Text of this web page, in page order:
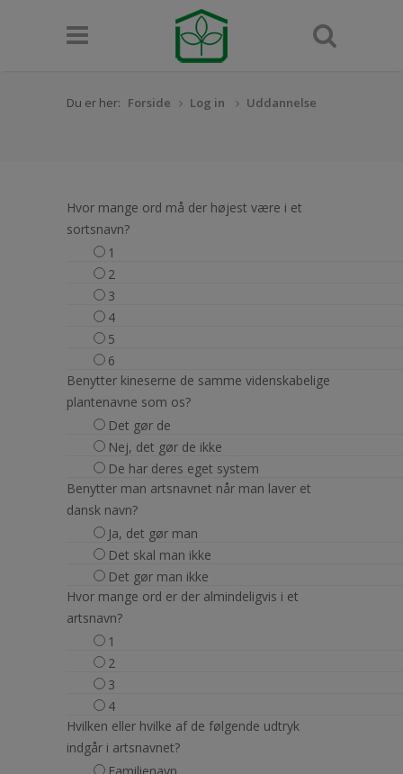
Du er her: Forside Log in Uddannelse
Hvor mange ord må der højest være i et
sortsnavn?
1
2
3
4
5
6
Benytter kineserne de samme videnskabelige
plantenavne som os?
Det gør de
Nej, det gør de ikke
De har deres eget system
Benytter man artsnavnet når man laver et
dansk navn?
Ja, det gør man
Det skal man ikke
Det gør man ikke
Hvor mange ord er der almindeligvis i et
artsnavn?
1
2
3
4
Hvilken eller hvilke af de følgende udtryk
indgår i artsnavnet?